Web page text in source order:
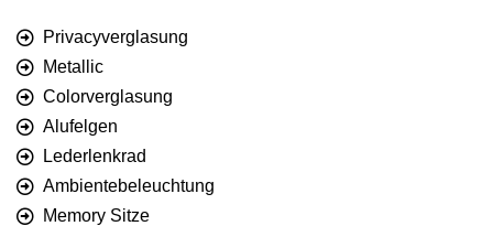
Privacyverglasung
Metallic
Colorverglasung
Alufelgen
Lederlenkrad
Ambientebeleuchtung
Memory Sitze